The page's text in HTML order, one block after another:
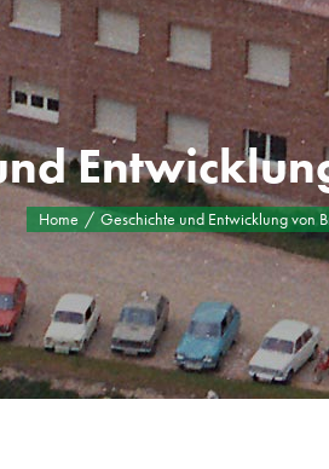
Home Geschichte und Entwicklung von